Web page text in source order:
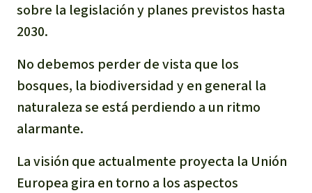
Minería
Aceite de palma
Indígena
sobre la legislación y planes previstos hasta
2030.
No debemos perder de vista que los
bosques, la biodiversidad y en general la
naturaleza se está perdiendo a un ritmo
alarmante.
La visión que actualmente proyecta la Unión
Europea gira en torno a los aspectos